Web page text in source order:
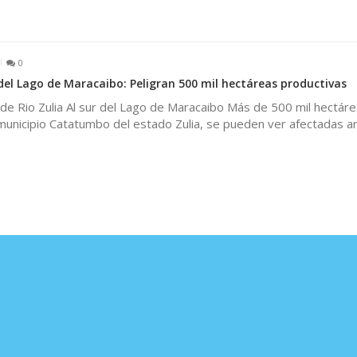
0
Lago de Maracaibo: Peligran 500 mil hectáreas productivas
Rio Zulia Al sur del Lago de Maracaibo Más de 500 mil
Catatumbo del estado Zulia, se pueden ver afectadas